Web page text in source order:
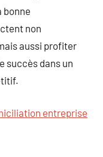
bonne
non
aussi profiter
succès dans un
entreprise